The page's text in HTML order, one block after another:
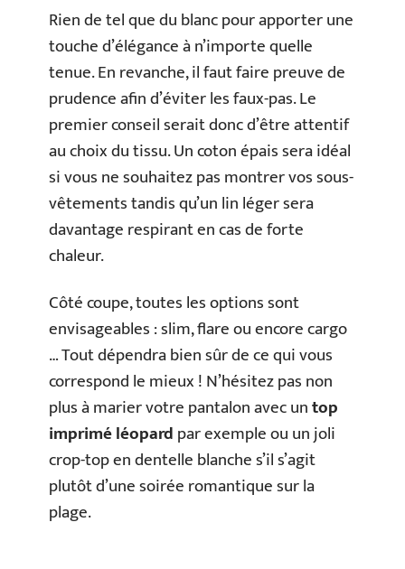
Rien de tel que du blanc pour apporter une
touche d’élégance à n’importe quelle
tenue. En revanche, il faut faire preuve de
prudence afin d’éviter les faux-pas. Le
premier conseil serait donc d’être attentif
au choix du tissu. Un coton épais sera idéal
si vous ne souhaitez pas montrer vos sous-
vêtements tandis qu’un lin léger sera
davantage respirant en cas de forte
chaleur.
Côté coupe, toutes les options sont
envisageables : slim, flare ou encore cargo
… Tout dépendra bien sûr de ce qui vous
correspond le mieux ! N’hésitez pas non
plus à marier votre pantalon avec untop
imprimé léopardpar exemple ou un joli
crop-top en dentelle blanche s’il s’agit
plutôt d’une soirée romantique sur la
plage.